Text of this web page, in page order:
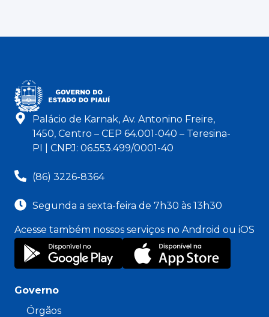
Palácio de Karnak, Av. Antonino Freire,
1450, Centro – CEP 64.001-040 – Teresina-
PI | CNPJ: 06.553.499/0001-40
(86) 3226-8364
Segunda a sexta-feira de 7h30 às 13h30
Acesse também nossos serviços no Android ou iOS
Governo
Órgãos